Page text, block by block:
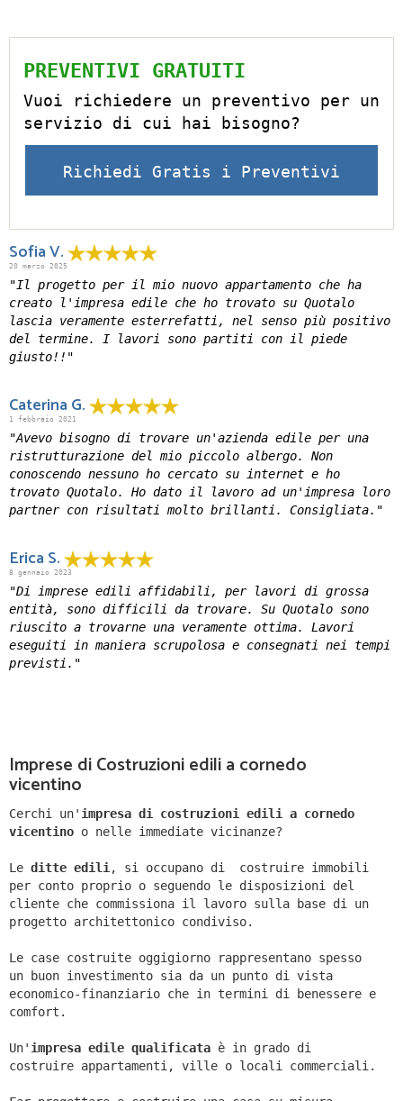
PREVENTIVI GRATUITI
Vuoi richiedere un preventivo per un
servizio di cui hai bisogno?
Richiedi Gratis i Preventivi
Sofia V.
20 marzo 2025
"Il progetto per il mio nuovo appartamento che ha
creato l'impresa edile che ho trovato su Quotalo
lascia veramente esterrefatti, nel senso più positivo
del termine. I lavori sono partiti con il piede
giusto!!"
Caterina G.
1 febbraio 2021
"Avevo bisogno di trovare un'azienda edile per una
ristrutturazione del mio piccolo albergo. Non
conoscendo nessuno ho cercato su internet e ho
trovato Quotalo. Ho dato il lavoro ad un'impresa loro
partner con risultati molto brillanti. Consigliata."
Erica S.
8 gennaio 2023
"Di imprese edili affidabili, per lavori di grossa
entità, sono difficili da trovare. Su Quotalo sono
riuscito a trovarne una veramente ottima. Lavori
eseguiti in maniera scrupolosa e consegnati nei tempi
previsti."
Imprese di Costruzioni edili a cornedo
vicentino
Cerchi un' impresa di costruzioni edili a cornedo
vicentino o nelle immediate vicinanze?
Le ditte edili, si occupano di costruire immobili
per conto proprio o seguendo le disposizioni del
cliente che commissiona il lavoro sulla base di un
progetto architettonico condiviso.
Le case costruite oggigiorno rappresentano spesso
un buon investimento sia da un punto di vista
economico-finanziario che in termini di benessere e
comfort.
Un' impresa edile qualificata è in grado di
costruire appartamenti, ville o locali commerciali.